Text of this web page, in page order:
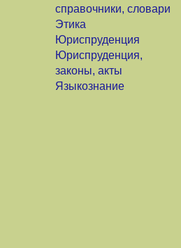
справочники, словари
Этика
Юриспруденция
Юриспруденция,
законы, акты
Языкознание